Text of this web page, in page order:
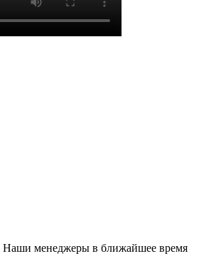
Наши менеджеры в ближайшее время